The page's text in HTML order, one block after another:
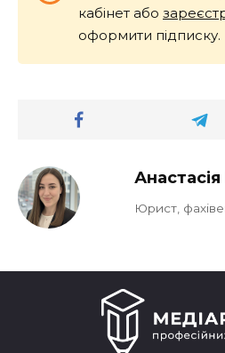
кабінет або
оформити підписку.
Юрист,